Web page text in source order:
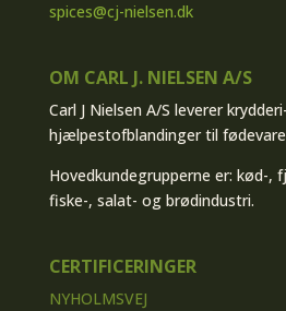
spices@cj-nielsen.dk
OM CARL J. NIELSEN A/S
Carl J Nielsen A/S leverer
hjælpestofblandinger til
Hovedkundegrupperne er: kød-,
fiske-, salat- og brødindustri.
CERTIFICERINGER
NYHOLMSVEJ